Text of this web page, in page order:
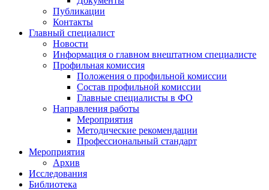
Публикации
Контакты
Главный специалист
Новости
Информация о главном внештатном специалисте
Профильная комиссия
Положения о профильной комиссии
Состав профильной комиссии
Главные специалисты в ФО
Направления работы
Мероприятия
Методические рекомендации
Профессиональный стандарт
Мероприятия
Архив
Исследования
Библиотека